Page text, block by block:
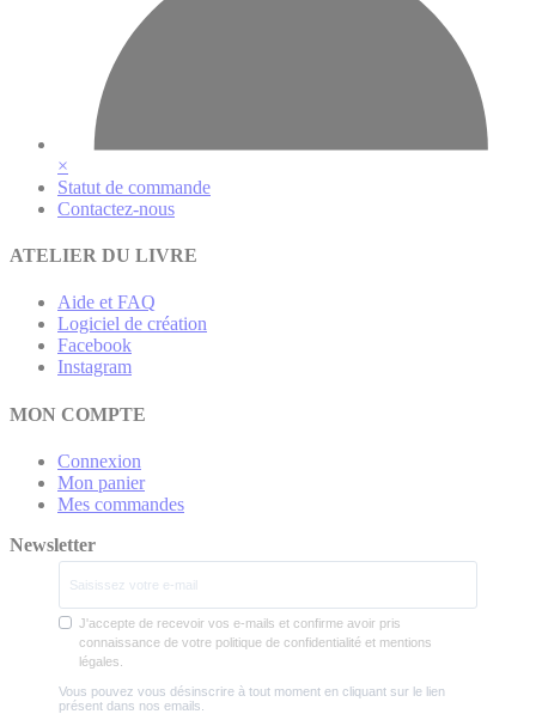
×
Statut de commande
Contactez-nous
ATELIER DU LIVRE
Aide et FAQ
Logiciel de création
Facebook
Instagram
MON COMPTE
Connexion
Mon panier
Mes commandes
Newsletter
J'accepte de recevoir vos e-mails et confirme avoir pris
connaissance de votre politique de confidentialité et mentions
légales.
Vous pouvez vous désinscrire à tout moment en cliquant sur le lien
présent dans nos emails.